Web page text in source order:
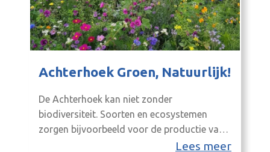
Achterhoek Groen, Natuurlijk!
De Achterhoek kan niet zonder
biodiversiteit. Soorten en ecosystemen
zorgen bijvoorbeeld voor de productie van
zuurstof, bestuiving van planten,Lees meer